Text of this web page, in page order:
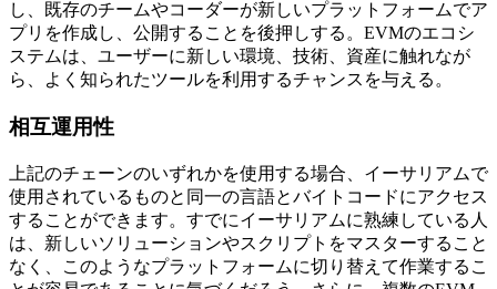
し、既存のチームやコーダーが新しいプラットフォームでア
プリを作成し、公開することを後押しする。EVMのエコシ
ステムは、ユーザーに新しい環境、技術、資産に触れなが
ら、よく知られたツールを利用するチャンスを与える。
相互運用性
上記のチェーンのいずれかを使用する場合、イーサリアムで
使用されているものと同一の言語とバイトコードにアクセス
することができます。すでにイーサリアムに熟練している人
は、新しいソリューションやスクリプトをマスターすること
なく、このようなプラットフォームに切り替えて作業するこ